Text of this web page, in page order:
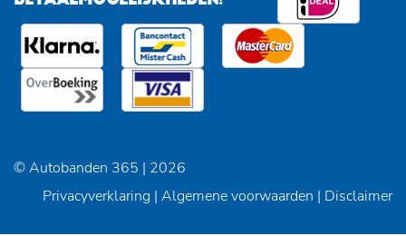
© Autobanden 365 | 2026
Privacyverklaring | Algemene voorwaarden | Disclaimer